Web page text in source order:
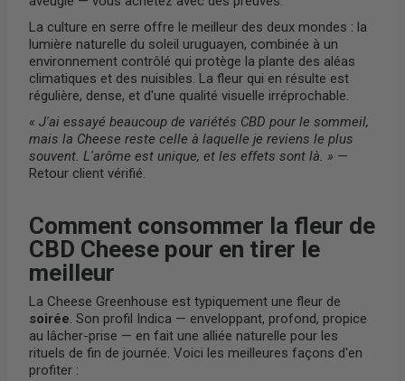
La culture en serre offre le meilleur des deux mondes : la
lumière naturelle du soleil uruguayen, combinée à un
environnement contrôlé qui protège la plante des aléas
climatiques et des nuisibles. La fleur qui en résulte est
régulière, dense, et d'une qualité visuelle irréprochable.
« J'ai essayé beaucoup de variétés CBD pour le sommeil,
mais la Cheese reste celle à laquelle je reviens le plus
souvent. L'arôme est unique, et les effets sont là. » —
Retour client vérifié.
Comment consommer la fleur de
CBD Cheese pour en tirer le
meilleur
La Cheese Greenhouse est typiquement une fleur de
soirée. Son profil Indica — enveloppant, profond, propice
au lâcher-prise — en fait une alliée naturelle pour les
rituels de fin de journée. Voici les meilleures façons d'en
profiter :